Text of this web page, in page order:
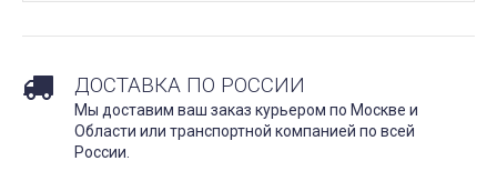
ДОСТАВКА ПО РОССИИ
Мы доставим ваш заказ курьером по Москве и
Области или транспортной компанией по всей
России.